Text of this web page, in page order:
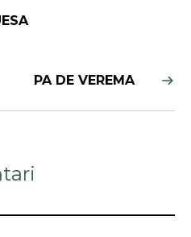
PA DE VEREMA